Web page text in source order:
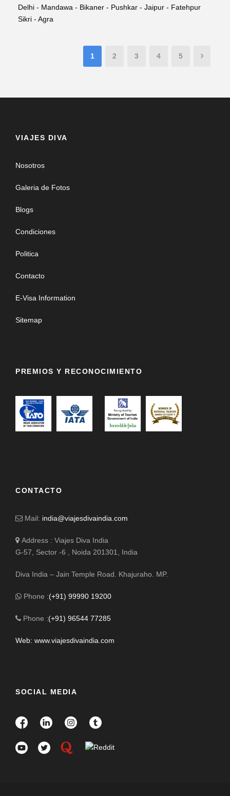
Delhi - Mandawa - Bikaner - Pushkar - Jaipur - Fatehpur
Sikri - Agra
1 2 3 4 5
VIAJES DIVA
Nosotros
Galeria de Fotos
Blogs
Condiciones
Politica
Contacto
E-Visa Information
Sitemap
PREMIOS Y RECONOCIMIENTO
CONTACTO
Mail: india@viajesdivaindia.com
Address : Viajes Diva India
G-57, Sector -6 , Noida 201301, India
Diva India – Jain Temple Road. Khajuraho. MP.
Phone :(+91) 99990 19200
Phone :(+91) 96544 77285
Web: www.viajesdivaindia.com
SOCIAL MEDIA